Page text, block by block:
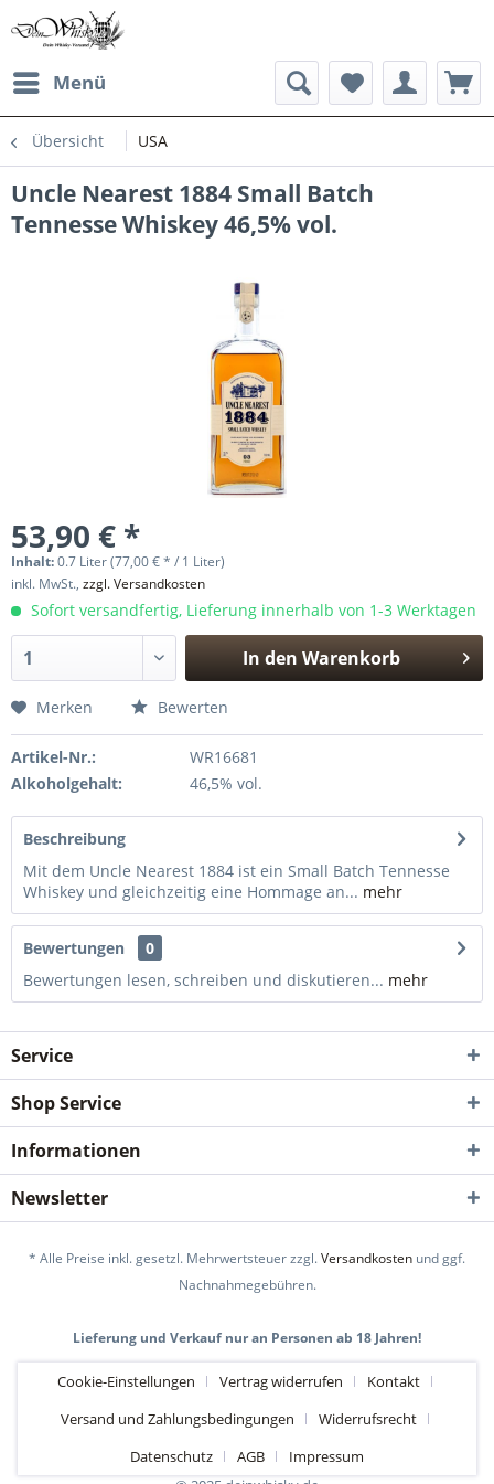
Menü
Übersicht USA
Uncle Nearest 1884 Small Batch
Tennesse Whiskey 46,5% vol.
53,90 € *
Inhalt:0.7 Liter (77,00 € * / 1 Liter)
inkl. MwSt., zzgl. Versandkosten
Sofort versandfertig, Lieferung innerhalb von 1-3 Werktagen
In den Warenkorb
Merken Bewerten
Artikel-Nr.:
WR16681
Alkoholgehalt:
46,5% vol.
Beschreibung
Mit dem Uncle Nearest 1884 ist ein Small Batch Tennesse
Whiskey und gleichzeitig eine Hommage an... mehr
Bewertungen
0
Bewertungen lesen, schreiben und diskutieren... mehr
Service
Shop Service
Informationen
Newsletter
* Alle Preise inkl. gesetzl. Mehrwertsteuer zzgl.Versandkosten und ggf.
Nachnahmegebühren.
Lieferung und Verkauf nur an Personen ab 18 Jahren!
Cookie-Einstellungen Vertrag widerrufen
Kontakt
Versand und Zahlungsbedingungen
Widerrufsrecht
Datenschutz
AGB
Impressum